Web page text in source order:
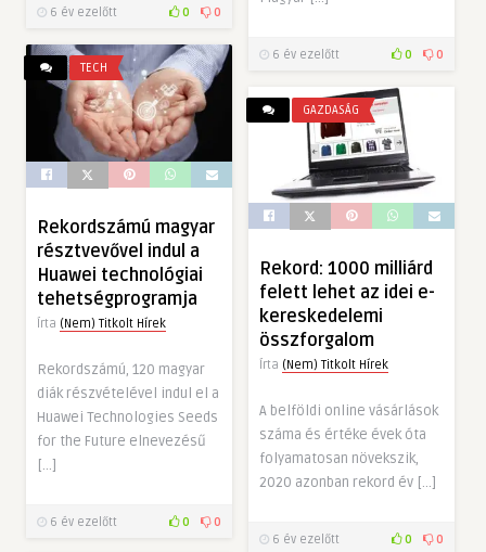
6 év ezelőtt 0 0
6 év ezelőtt 0
0
TECH
Rekordszámú magyar
résztvevővel indul a
Huawei technológiai
tehetségprogramja
Írta (Nem) Titkolt Hírek
Rekordszámú, 120 magyar
diák részvételével indul el a
Huawei Technologies Seeds
for the Future elnevezésű
[…]
6 év ezelőtt 0 0
GAZDASÁG
Rekord: 1000 milliárd
felett lehet az idei e-
kereskedelemi
összforgalom
Írta (Nem) Titkolt Hírek
A belföldi online vásárlások
száma és értéke évek óta
folyamatosan növekszik,
2020 azonban rekord év […]
6 év ezelőtt 0 0